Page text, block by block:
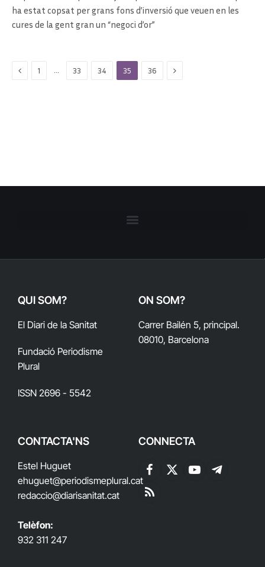
ha estat copsat per grans fons d’inversió que veuen en les
cures de la gent gran un “negoci d’or”
Previous
1 33 34 35 36 Next
QUI SOM?
El Diari de la Sanitat
Fundació Periodisme
Plural
ISSN 2696 - 5542
ON SOM?
Carrer Bailén 5, principal.
08010, Barcelona
CONTACTA'NS
Estel Huguet
ehuguet@periodismeplural.cat
redaccio@diarisanitat.cat
Telèfon:
932 311 247
CONNECTA
Facebook
X
YouTubeTelegram
RSS